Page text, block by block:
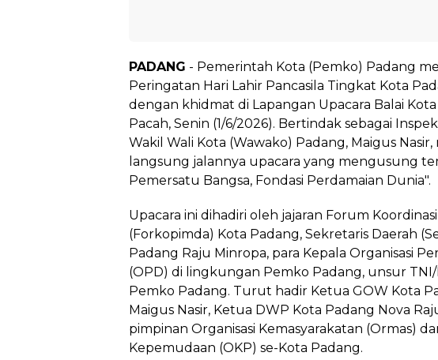
PADANG - Pemerintah Kota (Pemko) Padang
Peringatan Hari Lahir Pancasila Tingkat Kota
dengan khidmat di Lapangan Upacara Balai Kota
Pacah, Senin (1/6/2026). Bertindak sebagai
Wakil Wali Kota (Wawako) Padang, Maigus
langsung jalannya upacara yang mengusung
Pemersatu Bangsa, Fondasi Perdamaian Dunia".
Upacara ini dihadiri oleh jajaran Forum
(Forkopimda) Kota Padang, Sekretaris Daerah
Padang Raju Minropa, para Kepala Organisasi
(OPD) di lingkungan Pemko Padang, unsur TNI/
Pemko Padang. Turut hadir Ketua GOW Kota
Maigus Nasir, Ketua DWP Kota Padang Nova
pimpinan Organisasi Kemasyarakatan (Ormas)
Kepemudaan (OKP) se-Kota Padang.